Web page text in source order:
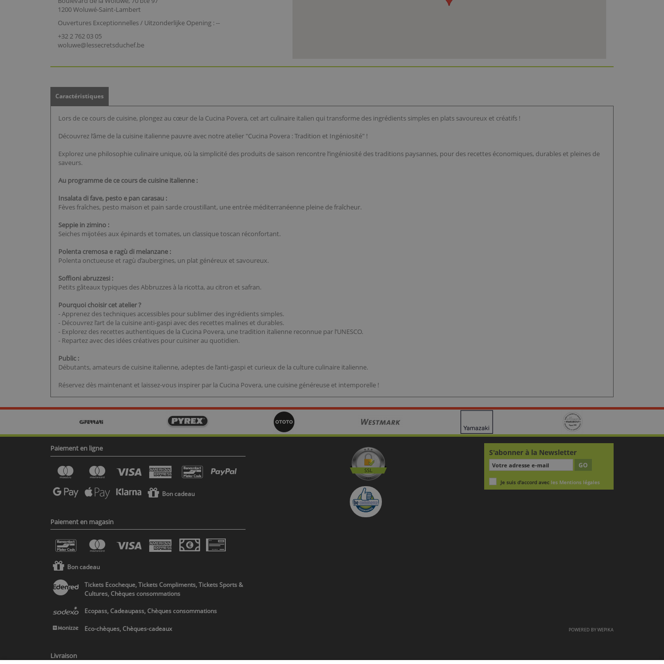
1200 Woluwé-Saint-Lambert
Ouvertures Exceptionnelles / Uitzonderlijke Opening : --
+32 2 762 03 05
woluwe@lessecretsduchef.be
Caractéristiques
Lors de ce cours de cuisine, plongez au cœur de la Cucina Povera, cet art culinaire italien qui transforme des ingrédients simples en plats savoureux et créatifs !
Découvrez l’âme de la cuisine italienne pauvre avec notre atelier "Cucina Povera : Tradition et Ingéniosité" !
Explorez une philosophie culinaire unique, où la simplicité des produits de saison rencontre l’ingéniosité des traditions paysannes, pour des recettes économiques, durables et pleines de
saveurs.
Au programme de ce cours de cuisine italienne :
Insalata di fave, pesto e pan carasau :
Fèves fraîches, pesto maison et pain sarde croustillant, une entrée méditerranéenne pleine de fraîcheur.
Seppie in zimino :
Seiches mijotées aux épinards et tomates, un classique toscan réconfortant.
Polenta cremosa e ragù di melanzane :
Polenta onctueuse et ragù d’aubergines, un plat généreux et savoureux.
Soffioni abruzzesi :
Petits gâteaux typiques des Abbruzzes à la ricotta, au citron et safran.
Pourquoi choisir cet atelier ?
- Apprenez des techniques accessibles pour sublimer des ingrédients simples.
- Découvrez l’art de la cuisine anti-gaspi avec des recettes malines et durables.
- Explorez des recettes authentiques de la Cucina Povera, une tradition italienne reconnue par l’UNESCO.
- Repartez avec des idées créatives pour cuisiner au quotidien.
Public :
Débutants, amateurs de cuisine italienne, adeptes de l’anti-gaspi et curieux de la culture culinaire italienne.
Réservez dès maintenant et laissez-vous inspirer par la Cucina Povera, une cuisine généreuse et intemporelle !
Paiement en ligne
Bon cadeau
Paiement en magasin
Bon cadeau
Tickets Ecocheque, Tickets Compliments, Tickets Sports &
Cultures, Chèques consommations
Ecopass, Cadeaupass, Chèques consommations
Eco-chèques, Chèques-cadeaux
Livraison
S'abonner à la Newsletter
GO
Je suis d'accord avec les Mentions légales
POWERED BYWEPIKA